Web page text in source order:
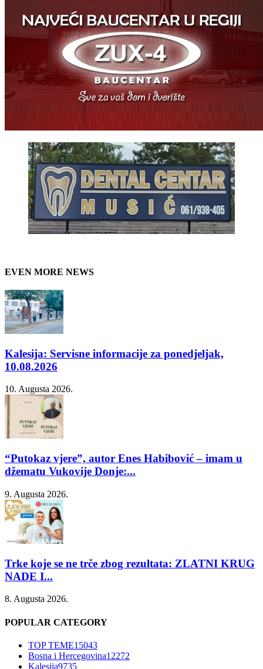
EVEN MORE NEWS
Kalesija: Servisne informacije za ponedjeljak,
10.08.2026
10. Augusta 2026.
“Putokaz vjere”, autor Enes Habibović – imam u
džematu Vukovije Donje:...
9. Augusta 2026.
Trke koje se ne trče zbog rezultata: ZLATNI KRUG
NADE I...
8. Augusta 2026.
POPULAR CATEGORY
TOP TEME15043
Bosna i Hercegovina12272
Kalesija9735